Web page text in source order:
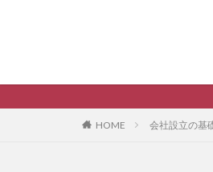
HOME 会社設立の基